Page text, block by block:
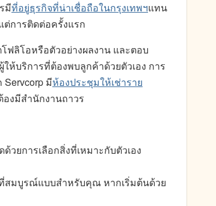
มีที่อยู่ธุรกิจที่น่าเชื่อถือในกรุงเทพฯแทน
การติดต่อครั้งแรก
ฟลิโอหรือตัวอย่างผลงาน และตอบ
ห้บริการที่ต้องพบลูกค้าด้วยตัวเอง การ
มีห้องประชุมให้เช่าราย
งมีสำนักงานถาวร
วยการเลือกสิ่งที่เหมาะกับตัวเอง
มบูรณ์แบบสำหรับคุณ หากเริ่มต้นด้วย